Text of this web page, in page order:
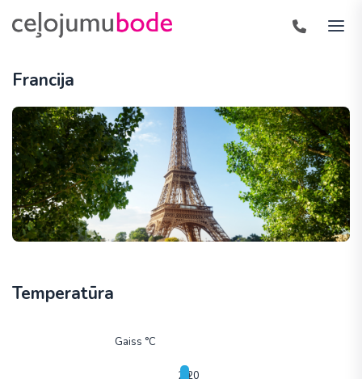
Francija
Temperatūra
Gaiss °C